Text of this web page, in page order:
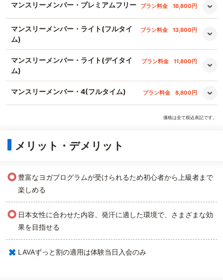
マンスリーメンバー・プレミアムフリー プラン料金 16,800円
マンスリーメンバー・ライト(フルタイ
ム)
プラン料金 13,800円
マンスリーメンバー・ライト(デイタイ
ム)
プラン料金 11,800円
マンスリーメンバー・4(フルタイム) プラン料金 8,800円
価格は全て税込表記です。
メリット・デメリット
○ 豊富なヨガプログラムが受けられるため初心者から上級者まで
楽しめる
○ 日本女性に合わせた内容、発汗に適した環境で、さまざまな効
果を目指せる
× LAVAずっと割の適用は体験当日入会のみ